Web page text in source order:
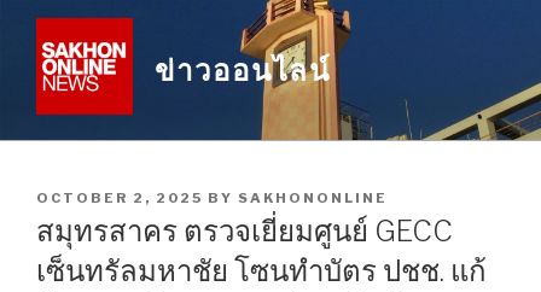
content
ข่าวออนไลน์
POSTED
OCTOBER 2, 2025 BY SAKHONONLINE
สมุทรสาคร ตรวจเยี่ยมศูนย์ GECC
เซ็นทรัลมหาชัย โซนทำบัตร ปชช. แก้